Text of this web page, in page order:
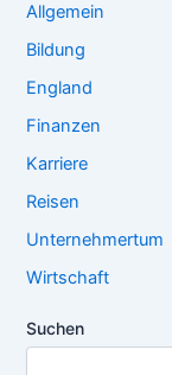
Allgemein
Bildung
England
Finanzen
Karriere
Reisen
Unternehmertum
Wirtschaft
Suchen